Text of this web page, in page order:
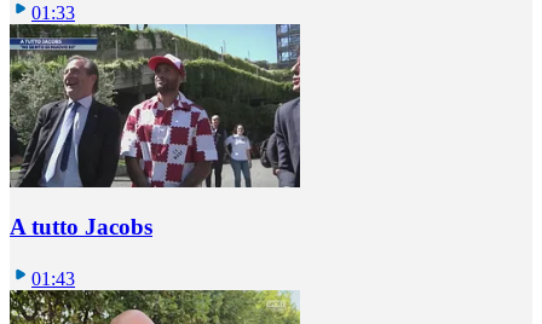
01:33
A tutto Jacobs
01:43